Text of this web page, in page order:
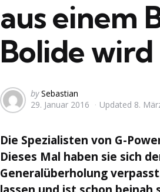
aus einem
Bolide wird
Posted
by
by Sebastian
29. Januar 2016
Updated 8.
Die Spezialisten von G-
Dieses Mal haben sie sich
Generalüberholung